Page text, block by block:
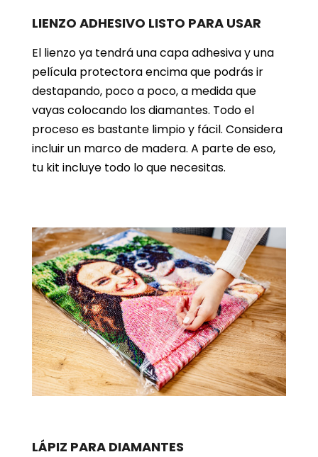
LIENZO ADHESIVO LISTO PARA USAR
El lienzo ya tendrá una capa adhesiva y una
película protectora encima que podrás ir
destapando, poco a poco, a medida que
vayas colocando los diamantes. Todo el
proceso es bastante limpio y fácil. Considera
incluir un marco de madera. A parte de eso,
tu kit incluye todo lo que necesitas.
LÁPIZ PARA DIAMANTES